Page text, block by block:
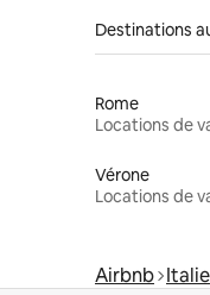
Destinations
Rome
Locations de
Vérone
Locations de
Airbnb Italie